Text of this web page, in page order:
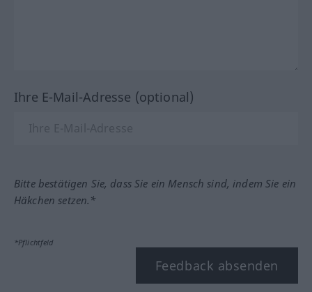
Ihre E-Mail-Adresse (optional)
Bitte bestätigen Sie, dass Sie ein Mensch sind, indem Sie ein
Häkchen setzen.*
*Pflichtfeld
Feedback absenden